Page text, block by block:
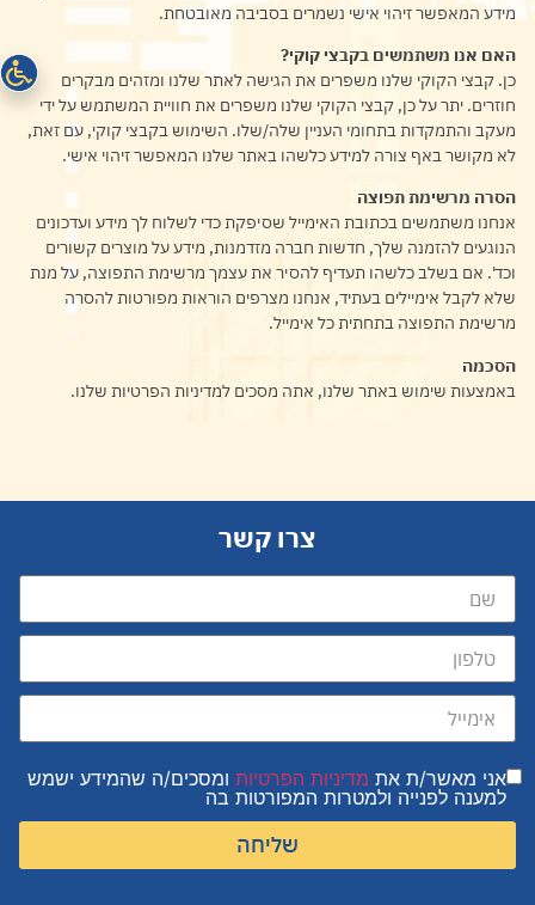
מידע המאפשר זיהוי אישי נשמרים בסביבה מאובטחת.
האם אנו משתמשים בקבצי קוקי?
כן. קבצי הקוקי שלנו משפרים את הגישה לאתר שלנו ומזהים מבקרים
חוזרים. יתר על כן, קבצי הקוקי שלנו משפרים את חוויית המשתמש על ידי
מעקב והתמקדות בתחומי העניין שלה/שלו. השימוש בקבצי קוקי, עם זאת,
לא מקושר באף צורה למידע כלשהו באתר שלנו המאפשר זיהוי אישי.
הסרה מרשימת תפוצה
אנחנו משתמשים בכתובת האימייל שסיפקת כדי לשלוח לך מידע ועדכונים
הנוגעים להזמנה שלך, חדשות חברה מזדמנות, מידע על מוצרים קשורים
וכד'. אם בשלב כלשהו תעדיף להסיר את עצמך מרשימת התפוצה, על מנת
שלא לקבל אימיילים בעתיד, אנחנו מצרפים הוראות מפורטות להסרה
מרשימת התפוצה בתחתית כל אימייל.
הסכמה
באמצעות שימוש באתר שלנו, אתה מסכים למדיניות הפרטיות שלנו.
צרו קשר
אני מאשר/ת את מדיניות הפרטיות ומסכים/ה שהמידע ישמש
למענה לפנייה ולמטרות המפורטות בה
שליחה